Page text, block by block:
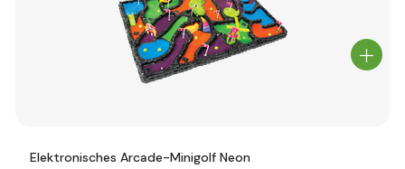
Elektronisches Arcade-Minigolf Neon